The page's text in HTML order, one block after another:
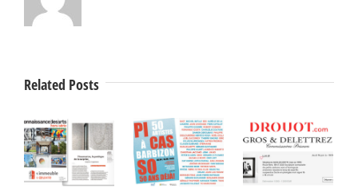
Related Posts